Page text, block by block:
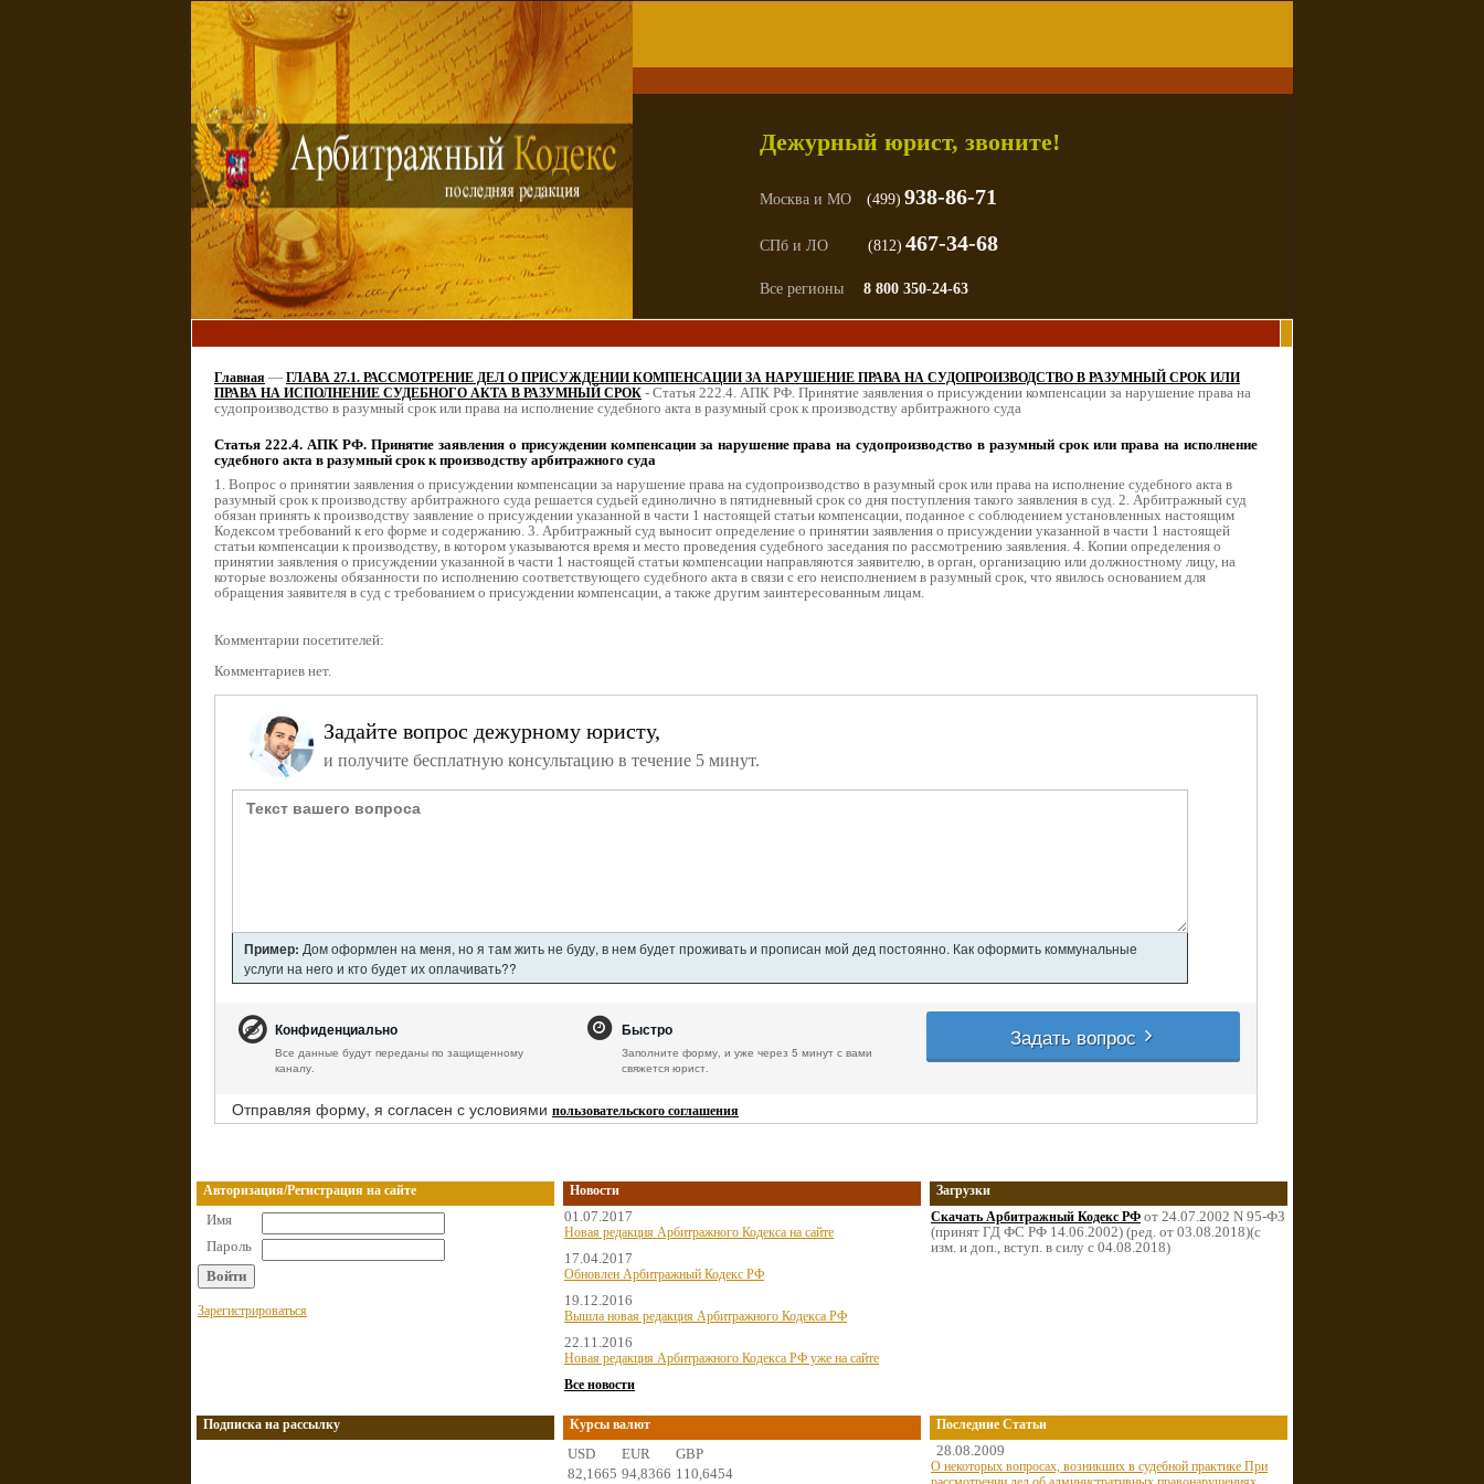
Дежурный юрист, звоните!
Москва и МО (499) 938-86-71
СПб и ЛО (812) 467-34-68
Все регионы 8 800 350-24-63
Главная — ГЛАВА 27.1. РАССМОТРЕНИЕ ДЕЛ О ПРИСУЖДЕНИИ КОМПЕНСАЦИИ ЗА НАРУШЕНИЕ ПРАВА НА СУДОПРОИЗВОДСТВО В РАЗУМНЫЙ СРОК ИЛИ
ПРАВА НА ИСПОЛНЕНИЕ СУДЕБНОГО АКТА В РАЗУМНЫЙ СРОК - Статья 222.4. АПК РФ. Принятие заявления о присуждении компенсации за нарушение права на
судопроизводство в разумный срок или права на исполнение судебного акта в разумный срок к производству арбитражного суда
Статья 222.4. АПК РФ. Принятие заявления о присуждении компенсации за нарушение права на судопроизводство в разумный срок или права на исполнение
судебного акта в разумный срок к производству арбитражного суда
1. Вопрос о принятии заявления о присуждении компенсации за нарушение права на судопроизводство в разумный срок или права на исполнение судебного акта в
разумный срок к производству арбитражного суда решается судьей единолично в пятидневный срок со дня поступления такого заявления в суд. 2. Арбитражный суд
обязан принять к производству заявление о присуждении указанной в части 1 настоящей статьи компенсации, поданное с соблюдением установленных настоящим
Кодексом требований к его форме и содержанию. 3. Арбитражный суд выносит определение о принятии заявления о присуждении указанной в части 1 настоящей
статьи компенсации к производству, в котором указываются время и место проведения судебного заседания по рассмотрению заявления. 4. Копии определения о
принятии заявления о присуждении указанной в части 1 настоящей статьи компенсации направляются заявителю, в орган, организацию или должностному лицу, на
которые возложены обязанности по исполнению соответствующего судебного акта в связи с его неисполнением в разумный срок, что явилось основанием для
обращения заявителя в суд с требованием о присуждении компенсации, а также другим заинтересованным лицам.
Комментарии посетителей:
Комментариев нет.
Задайте вопрос дежурному юристу,
и получите бесплатную консультацию в течение 5 минут.
Пример: Дом оформлен на меня, но я там жить не буду, в нем будет проживать и прописан мой дед постоянно. Как оформить коммунальные
услуги на него и кто будет их оплачивать??
Конфиденциально
Все данные будут переданы по защищенному
каналу.
Быстро
Заполните форму, и уже через 5 минут с вами
свяжется юрист.
Задать вопрос
Отправляя форму, я согласен с условиями пользовательского соглашения
Авторизация/Регистрация на сайте
Имя
Пароль
Зарегистрироваться
Новости
01.07.2017
Новая редакция Арбитражного Кодекса на сайте
17.04.2017
Обновлен Арбитражный Кодекс РФ
19.12.2016
Вышла новая редакция Арбитражного Кодекса РФ
22.11.2016
Новая редакция Арбитражного Кодекса РФ уже на сайте
Все новости
Загрузки
Скачать Арбитражный Кодекс РФ от 24.07.2002 N 95-ФЗ
(принят ГД ФС РФ 14.06.2002) (ред. от 03.08.2018)(с
изм. и доп., вступ. в силу с 04.08.2018)
Подписка на рассылку Курсы валют
USD EUR
GBP
82,1665 94,8366 110,6454
Последние Статьи
28.08.2009
О некоторых вопросах, возникших в судебной практике При